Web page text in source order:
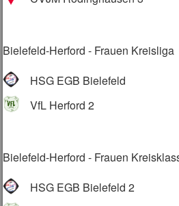
Bielefeld-Herford - Frauen Kreisliga
HSG EGB Bielefeld
VfL Herford 2
Bielefeld-Herford - Frauen
HSG EGB Bielefeld 2